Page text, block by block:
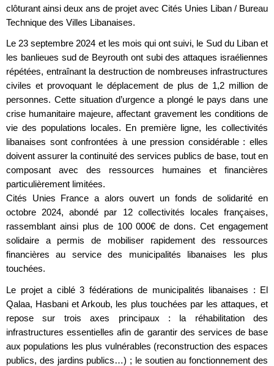
clôturant ainsi deux ans de projet avec Cités Unies Liban / Bureau
Technique des Villes Libanaises.
Le 23 septembre 2024 et les mois qui ont suivi, le Sud du Liban et
les banlieues sud de Beyrouth ont subi des attaques israéliennes
répétées, entraînant la destruction de nombreuses infrastructures
civiles et provoquant le déplacement de plus de 1,2 million de
personnes. Cette situation d’urgence a plongé le pays dans une
crise humanitaire majeure, affectant gravement les conditions de
vie des populations locales. En première ligne, les collectivités
libanaises sont confrontées à une pression considérable : elles
doivent assurer la continuité des services publics de base, tout en
composant avec des ressources humaines et financières
particulièrement limitées.
Cités Unies France a alors ouvert un fonds de solidarité en
octobre 2024, abondé par 12 collectivités locales françaises,
rassemblant ainsi plus de 100 000€ de dons. Cet engagement
solidaire a permis de mobiliser rapidement des ressources
financières au service des municipalités libanaises les plus
touchées.
Le projet a ciblé 3 fédérations de municipalités libanaises : El
Qalaa, Hasbani et Arkoub, les plus touchées par les attaques, et
repose sur trois axes principaux : la réhabilitation des
infrastructures essentielles afin de garantir des services de base
aux populations les plus vulnérables (reconstruction des espaces
publics, des jardins publics…) ; le soutien au fonctionnement des